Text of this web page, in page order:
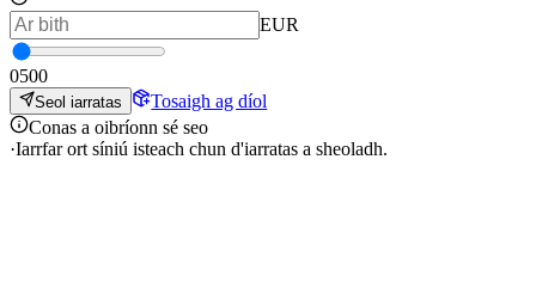
EUR
0500
Seol iarratas
Tosaigh ag díol
Conas a oibríonn sé seo
·Iarrfar ort síniú isteach chun d'iarratas a sheoladh.